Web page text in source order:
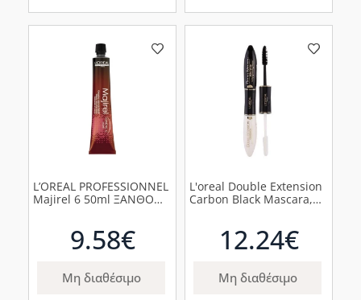
L’OREAL PROFESSIONNEL
Majirel 6 50ml ΞΑΝΘΟ
9.58€
Μη διαθέσιμο
L'oreal Double Extension
Carbon Black Mascara,
12.24€
Μη διαθέσιμο